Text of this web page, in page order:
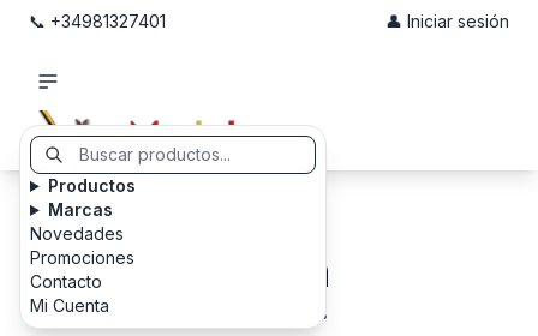
📞 +34981327401 👤 Iniciar sesión
Productos
Marcas
Novedades
Promociones
Contacto
Mi Cuenta
Tukán